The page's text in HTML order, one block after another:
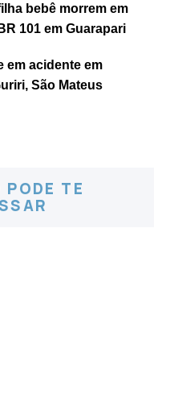
bebê morrem em
101 em Guarapari
em acidente em
São Mateus
PODE TE